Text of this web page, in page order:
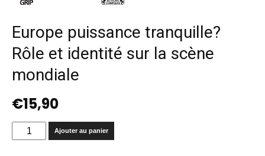
Europe puissance tranquille?
Rôle et identité sur la scène
mondiale
€15,90
quantité
de
Ajouter au panier